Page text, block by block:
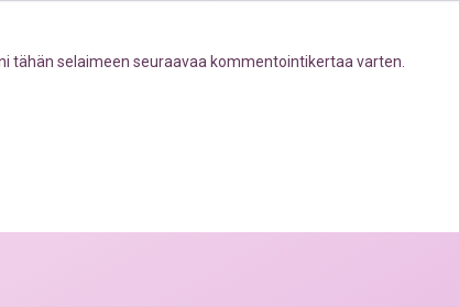
tähän selaimeen seuraavaa kommentointikertaa varten.